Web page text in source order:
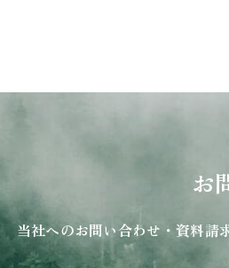
お
当社へのお問い合わせ・資料請